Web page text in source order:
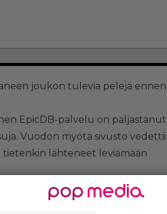
joukon tulevia pelejä ennen
EpicDB-palvelu on paljastanut
Vuodon myötä sivusto
tietenkin lähteneet leviämään
Interactiven työstävän uutta
löytyi useita viittauksia erilaisiin